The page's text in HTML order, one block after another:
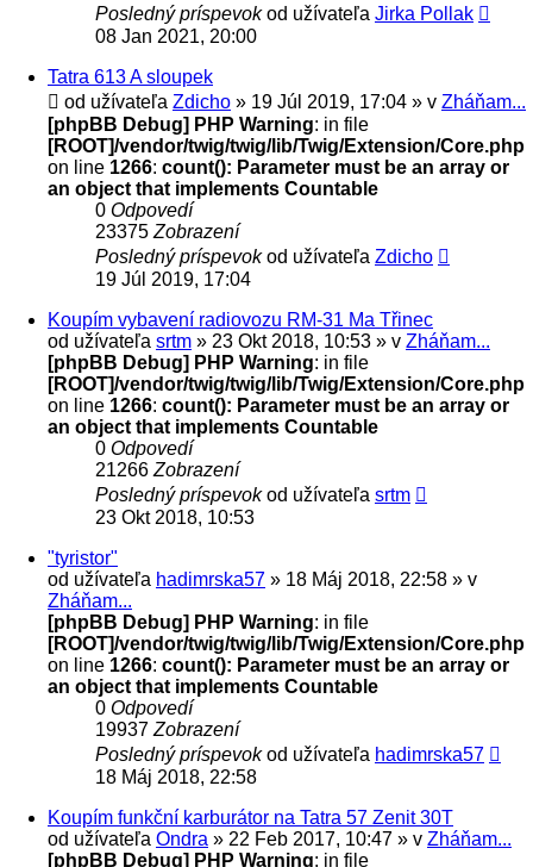
Posledný príspevokod užívateľa Jirka Pollak
08 Jan 2021, 20:00
Tatra 613 A sloupek
od užívateľa Zdicho » 19 Júl 2019, 17:04 » v Zháňam...
[phpBB Debug] PHP Warning: in file
[ROOT]/vendor/twig/twig/lib/Twig/Extension/Core.php
on line 1266: count(): Parameter must be an array or
an object that implements Countable
0 Odpovedí
23375 Zobrazení
Posledný príspevokod užívateľa Zdicho
19 Júl 2019, 17:04
Koupím vybavení radiovozu RM-31 Ma Třinec
od užívateľa srtm » 23 Okt 2018, 10:53 » v Zháňam...
[phpBB Debug] PHP Warning: in file
[ROOT]/vendor/twig/twig/lib/Twig/Extension/Core.php
on line 1266: count(): Parameter must be an array or
an object that implements Countable
0 Odpovedí
21266 Zobrazení
Posledný príspevokod užívateľa srtm
23 Okt 2018, 10:53
"tyristor"
od užívateľa hadimrska57 » 18 Máj 2018, 22:58 » v
Zháňam...
[phpBB Debug] PHP Warning: in file
[ROOT]/vendor/twig/twig/lib/Twig/Extension/Core.php
on line 1266: count(): Parameter must be an array or
an object that implements Countable
0 Odpovedí
19937 Zobrazení
Posledný príspevokod užívateľa hadimrska57
18 Máj 2018, 22:58
Koupím funkční karburátor na Tatra 57 Zenit 30T
od užívateľa Ondra » 22 Feb 2017, 10:47 » v Zháňam...
[phpBB Debug] PHP Warning: in file